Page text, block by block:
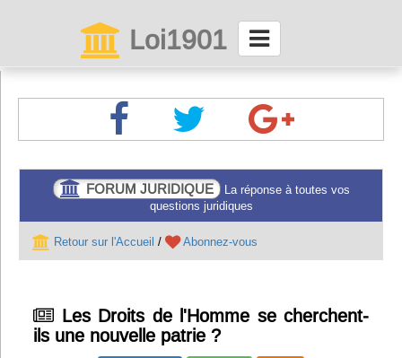
Loi1901
Abonnez-vous à LettrAsso
Menu général
ServiceAsso
Partager
FORUM JURIDIQUE La réponse à toutes vos
questions juridiques
Retour sur l'Accueil / Abonnez-vous
Les Droits de l'Homme se cherchent-
ils une nouvelle patrie ?